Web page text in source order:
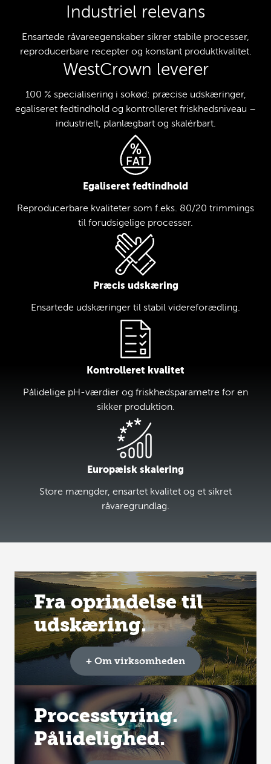
Industriel relevans
Ensartede råvareegenskaber sikrer stabile processer,
reproducerbare recepter og konstant produktkvalitet.
WestCrown leverer
100 % specialisering i sokød: præcise udskæringer,
egaliseret fedtindhold og kontrolleret friskhedsniveau –
industrielt, planlægbart og skalérbart.
Egaliseret fedtindhold
Reproducerbare kvaliteter som f.eks. 80/20 trimmings
til forudsigelige processer.
Præcis udskæring
Ensartede udskæringer til stabil videreforædling.
Kontrolleret kvalitet
Pålidelige pH-værdier og friskhedsparametre for en
sikker produktion.
Europæisk skalering
Store mængder, ensartet kvalitet og et sikret
råvaregrundlag.
Fra oprindelse til
udskæring.
+ Om virksomheden
Processtyring.
Pålidelighed.